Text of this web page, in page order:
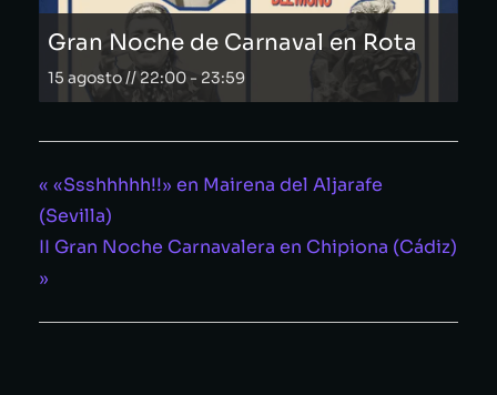
Gran Noche de Carnaval en Rota
15 agosto // 22:00 - 23:59
« «Ssshhhhh!!» en Mairena del Aljarafe
(Sevilla)
II Gran Noche Carnavalera en Chipiona (Cádiz)
»